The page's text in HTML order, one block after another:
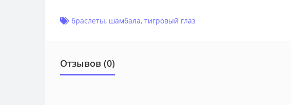
браслеты, шамбала, тигровый глаз
Отзывов (0)